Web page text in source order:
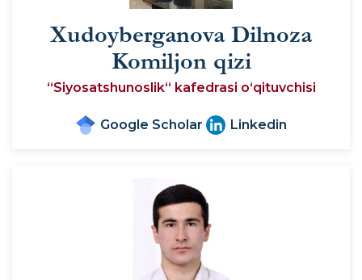
Xudoyberganova Dilnoza
Komiljon qizi
“Siyosatshunoslik“ kafedrasi o‘qituvchisi
Google Scholar Linkedin